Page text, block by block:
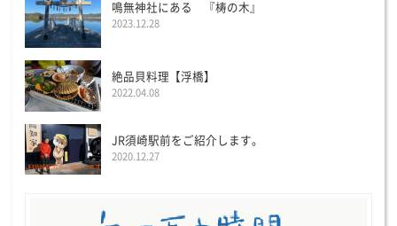
鳴無神社にある 『梼の木』
2023.12.28
絶品貝料理【浮橋】
2022.04.08
JR須崎駅前をご紹介します。
2020.12.27